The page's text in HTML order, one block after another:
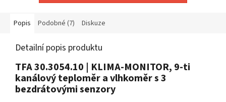
Popis Podobné (7) Diskuze
Detailní popis produktu
TFA 30.3054.10 | KLIMA-MONITOR, 9-ti
kanálový teploměr a vlhkoměr s 3
bezdrátovými senzory